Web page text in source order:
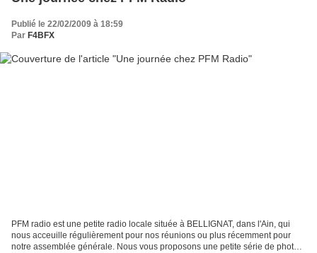
Publié le 22/02/2009 à 18:59
Par F4BFX
PFM radio est une petite radio locale située à BELLIGNAT, dans l'Ain, qui
nous acceuille régulièrement pour nos réunions ou plus récemment pour
notre assemblée générale. Nous vous proposons une petite série de photos